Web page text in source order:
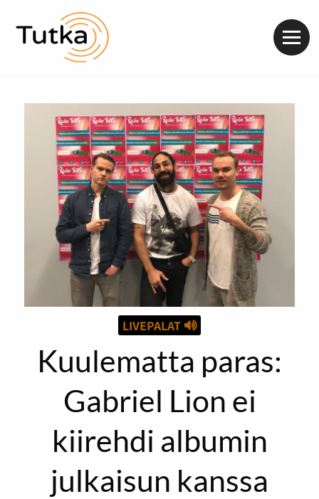
LIVEPALAT
Kuulematta paras:
Gabriel Lion ei
kiirehdi albumin
julkaisun kanssa